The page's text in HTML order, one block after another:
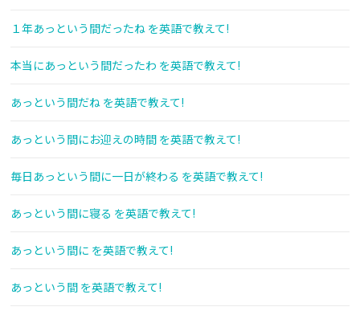
１年あっという間だったね を英語で教えて!
本当にあっという間だったわ を英語で教えて!
あっという間だね を英語で教えて!
あっという間にお迎えの時間 を英語で教えて!
毎日あっという間に一日が終わる を英語で教えて!
あっという間に寝る を英語で教えて!
あっという間に を英語で教えて!
あっという間 を英語で教えて!